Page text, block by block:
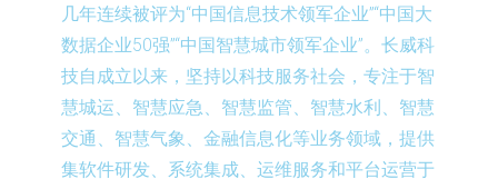
几年连续被评为“中国信息技术领军企业”“中国大
数据企业50强”“中国智慧城市领军企业”。长威科
技自成立以来，坚持以科技服务社会，专注于智
慧城运、智慧应急、智慧监管、智慧水利、智慧
交通、智慧气象、金融信息化等业务领域，提供
集软件研发、系统集成、运维服务和平台运营于